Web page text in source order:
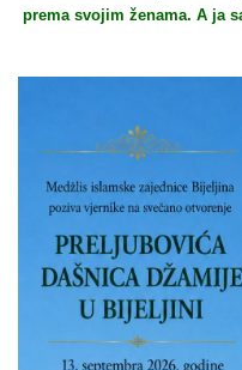
prema svojim ženama. A ja